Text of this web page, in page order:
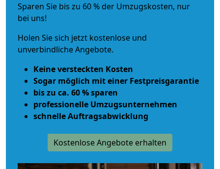
Sparen Sie bis zu 60 % der Umzugskosten, nur
bei uns!
Holen Sie sich jetzt kostenlose und
unverbindliche Angebote.
Keine versteckten Kosten
Sogar möglich mit einer Festpreisgarantie
bis zu ca. 60 % sparen
professionelle Umzugsunternehmen
schnelle Auftragsabwicklung
Kostenlose Angebote erhalten